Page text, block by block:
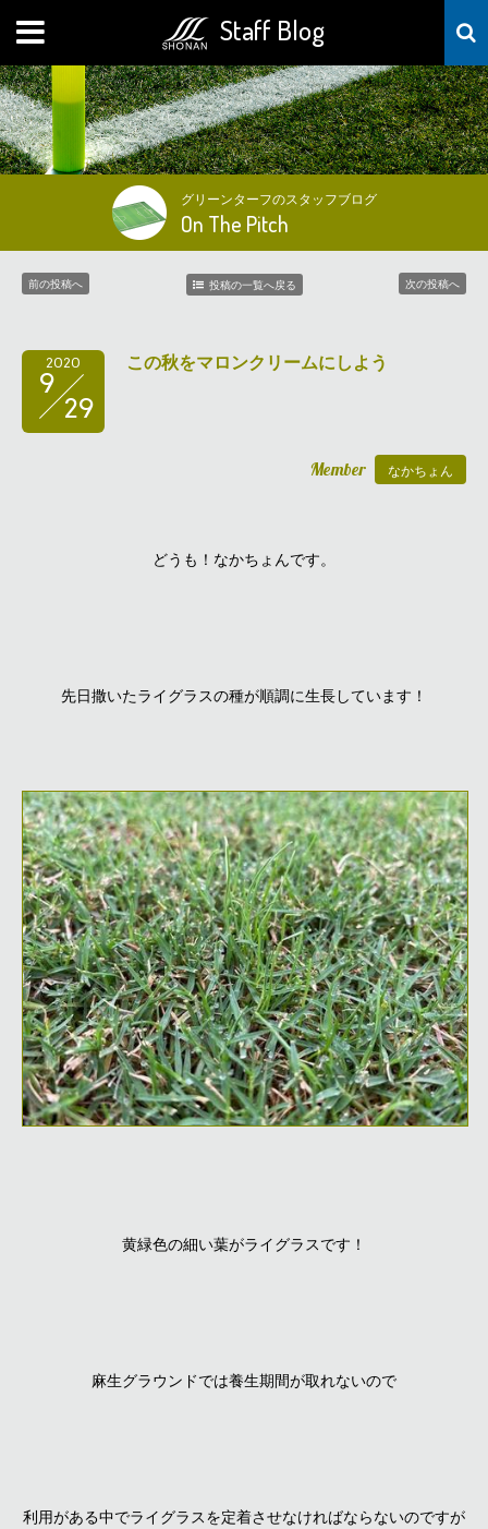
Staff Blog
MENU
グリーンターフのスタッフブログ
On The Pitch
前の投稿へ 投稿の一覧へ戻る 次の投稿へ
2020
9
29
この秋をマロンクリームにしよう
Member なかちょん
どうも！なかちょんです。
先日撒いたライグラスの種が順調に生長しています！
黄緑色の細い葉がライグラスです！
麻生グラウンドでは養生期間が取れないので
利用がある中でライグラスを定着させなければならないのですが